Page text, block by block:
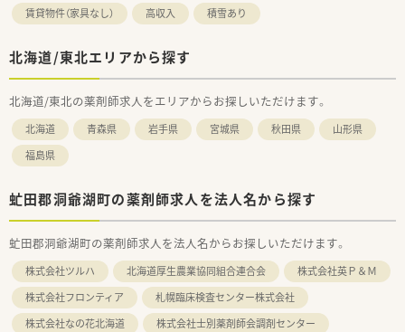
賃貸物件（家具なし）
高収入 積雪あり
北海道/東北エリアから探す
北海道/東北の薬剤師求人をエリアからお探しいただけます。
北海道 青森県 岩手県 宮城県 秋田県
山形県
福島県
虻田郡洞爺湖町の薬剤師求人を法人名から探す
虻田郡洞爺湖町の薬剤師求人を法人名からお探しいただけます。
株式会社ツルハ 北海道厚生農業協同組合連合会
株式会社英Ｐ＆Ｍ
株式会社フロンティア
札幌臨床検査センター株式会社
株式会社なの花北海道
株式会社士別薬剤師会調剤センター